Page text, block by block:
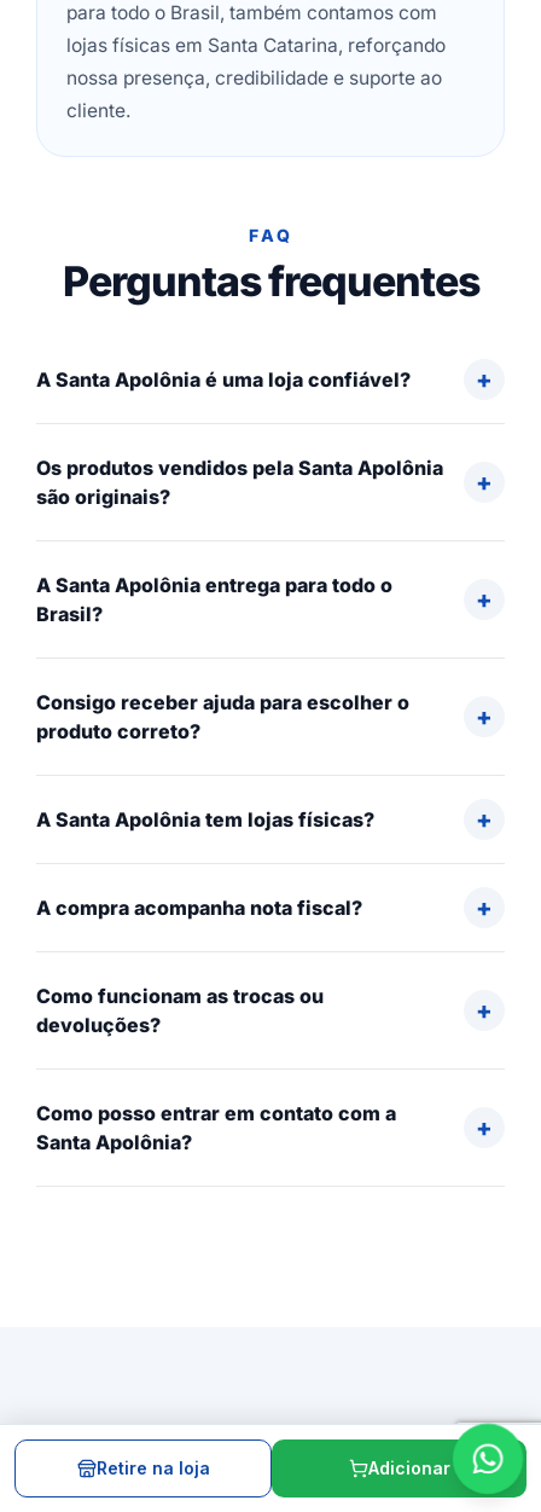
para todo o Brasil, também contamos com
lojas físicas em Santa Catarina, reforçando
nossa presença, credibilidade e suporte ao
cliente.
FAQ
Perguntas frequentes
A Santa Apolônia é uma loja confiável?
Os produtos vendidos pela Santa Apolônia
são originais?
A Santa Apolônia entrega para todo o
Brasil?
Consigo receber ajuda para escolher o
produto correto?
A Santa Apolônia tem lojas físicas?
A compra acompanha nota fiscal?
Como funcionam as trocas ou
devoluções?
Como posso entrar em contato com a
Santa Apolônia?
Avaliações verificadas
Retire na loja Adicionar